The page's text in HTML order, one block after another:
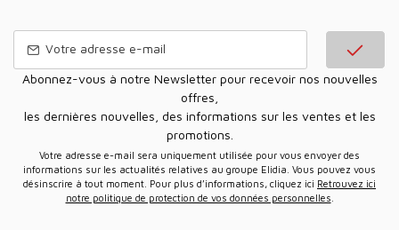
Abonnez-vous à notre Newsletter pour recevoir nos nouvelles
offres,
les dernières nouvelles, des informations sur les ventes et les
promotions.
Votre adresse e-mail sera uniquement utilisée pour vous envoyer des
informations sur les actualités relatives au groupe Elidia. Vous pouvez vous
désinscrire à tout moment. Pour plus d’informations, cliquez ici Retrouvez ici
notre politique de protection de vos données personnelles